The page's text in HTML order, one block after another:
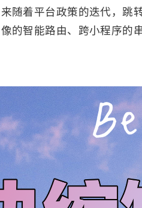
随着平台政策的迭代，跳
的智能路由、跨小程序的